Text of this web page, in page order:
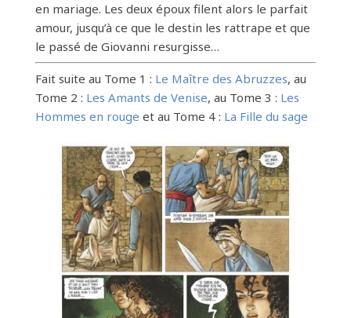
en mariage. Les deux époux filent alors le parfait
amour, jusqu’à ce que le destin les rattrape et que
le passé de Giovanni resurgisse…
Fait suite au Tome 1 : Le Maître des Abruzzes, au
Tome 2 : Les Amants de Venise, au Tome 3 : Les
Hommes en rouge et au Tome 4 : La Fille du sage